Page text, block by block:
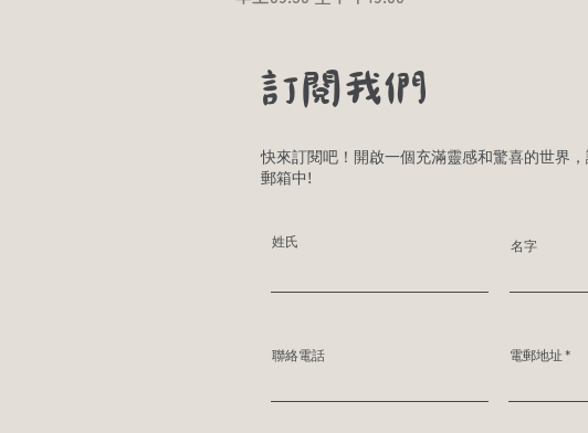
訂閱我們
快來訂閱吧！開啟一個充滿靈感和驚喜的世界
郵箱中!
姓氏 名字
聯絡電話 電郵地址